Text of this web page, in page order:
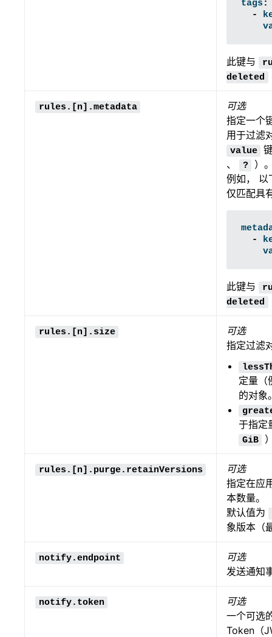
tags :
-
此键与
deleted
rules.[n].metadata
可选
指定一个
用于过滤
value
、
?
）
例如， 以
仅匹配具
-
此键与
deleted
rules.[n].size
可选
指定过滤
定量
的对象
于指定
GiB
rules.[n].purge.retainVersions
可选
指定在应
本数量。
默认值为
象版本（
notify.endpoint
可选
发送通知
notify.token
可选
一个可选
Token（